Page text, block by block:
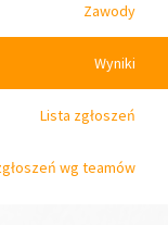
Zawody
Wyniki
Lista zgłoszeń
wg teamów